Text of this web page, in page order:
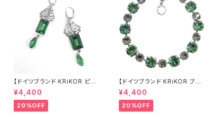
【ドイツブランド KRiKOR ピア
ス - シノワズリ 】グリーン 緑 ク
リスタル スクエア ビジュー おし
ゃれ ロングピアス 華やか クラ
シカル オリエンタル 透かし模様
¥4,400
20%OFF
【ドイツブランド KRiKOR ブレ
スレット - エタニティ 】グリーン
緑 クリスタル ビジュー シック
シンプル 華やか きらきら おしゃ
れ ギフト ヨーロッパ 海外 イン
¥4,400
20%OFF